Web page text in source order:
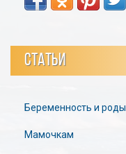
СТАТЬИ
Беременность и роды
Мамочкам